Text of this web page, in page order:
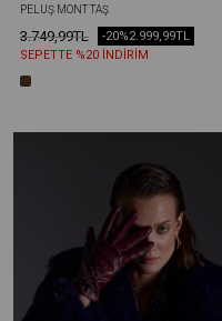
PELUŞ MONT TAŞ
3.749,99TL 2.999,99TL
-20%
SEPETTE %20 İNDİRİM